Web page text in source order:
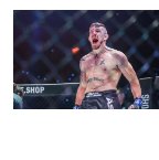
प्रतिद्वंद्वी
and get first
events.
ईमेल